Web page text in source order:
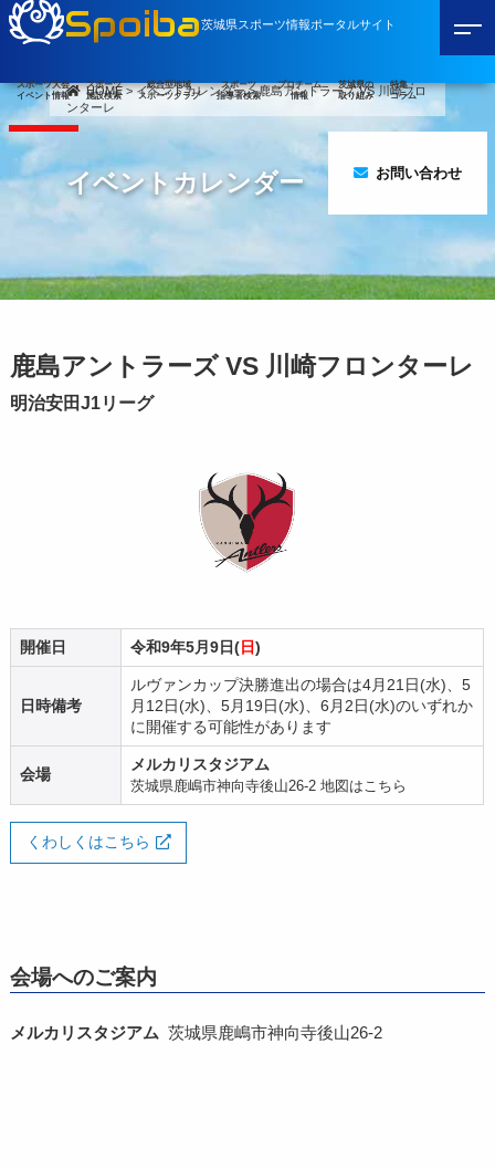
Spoiba茨城県スポーツ情報ポータルサイト
スポーツ大会
イベント情報
スポーツ
施設検索
総合型地域
スポーツクラブ
スポーツ
指導者検索
プロチーム
情報
茨城県の
取り組み
特集・
コラム
お問い合わせ
HOME>イベントカレンダー>鹿島アントラーズ VS 川崎フロ
ンターレ
イベントカレンダー
鹿島アントラーズ VS 川崎フロンターレ
明治安田J1リーグ
開催日 令和9年5月9日(日 )
日時備考
ルヴァンカップ決勝進出の場合は4月21日(水)、5
月12日(水)、5月19日(水)、6月2日(水)のいずれか
に開催する可能性があります
会場
メルカリスタジアム
茨城県鹿嶋市神向寺後山26-2 地図はこちら
くわしくはこちら
会場へのご案内
メルカリスタジアム 茨城県鹿嶋市神向寺後山26-2